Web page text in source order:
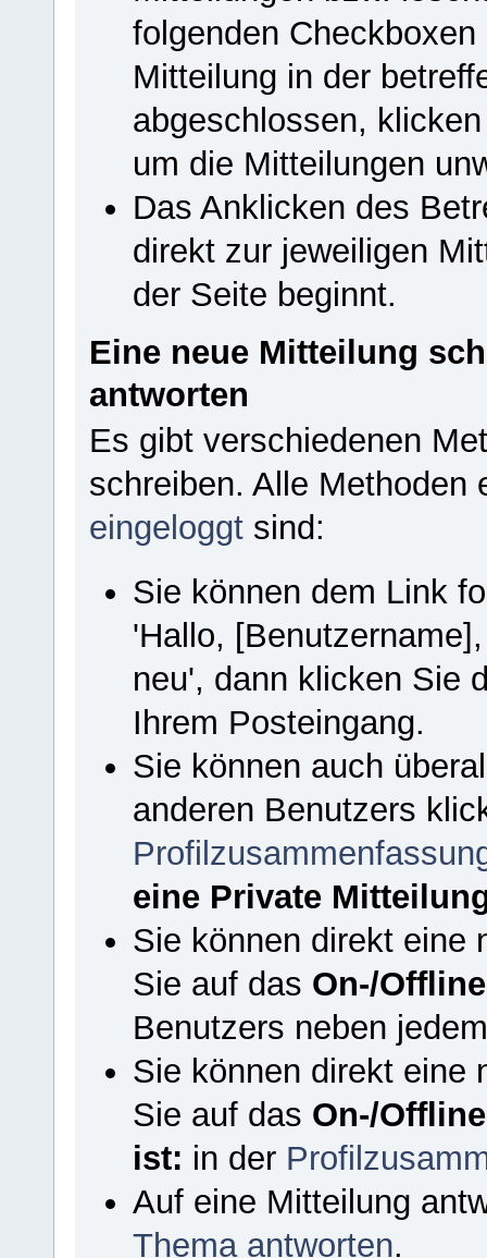
folgenden
Mitteilung in der
abgeschlossen,
um die Mitteilungen
Das Anklicken des
direkt zur jeweiligen
der Seite beginnt.
Eine neue Mitteilung
antworten
Es gibt verschiedenen
schreiben. Alle Methoden
eingeloggtsind:
Sie können dem Link
'Hallo,
neu', dann klicken Sie
Ihrem Posteingang.
Sie können auch
anderen Benutzers
eine Private
Sie können direkt eine
Sie auf das On-/
Benutzers neben
Sie können direkt eine
Sie auf das On-/
ist: in der
Auf eine Mitteilung
Thema antworten.